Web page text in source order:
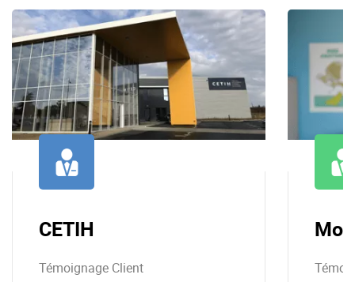
CETIH
Témoignage Client